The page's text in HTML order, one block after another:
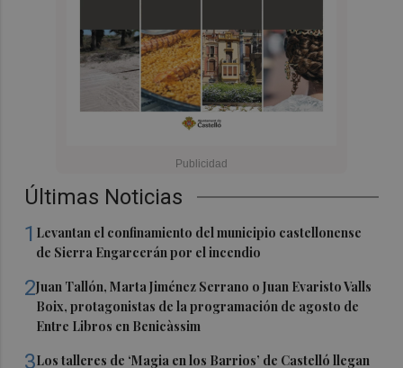
Últimas Noticias
1 Levantan el confinamiento del municipio castellonense
de Sierra Engarcerán por el incendio
2Juan Tallón, Marta Jiménez Serrano o Juan Evaristo Valls
Boix, protagonistas de la programación de agosto de
Entre Libros en Benicàssim
3Los talleres de ‘Magia en los Barrios’ de Castelló llegan